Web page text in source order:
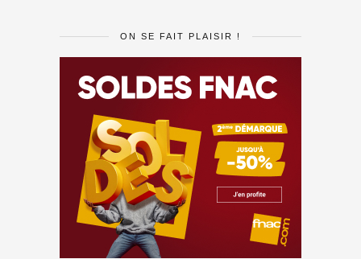
ON SE FAIT PLAISIR !